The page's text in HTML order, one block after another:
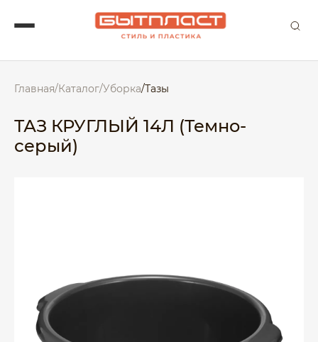
Главная/Каталог/Уборка/Тазы
ТАЗ КРУГЛЫЙ 14Л (Темно-
серый)